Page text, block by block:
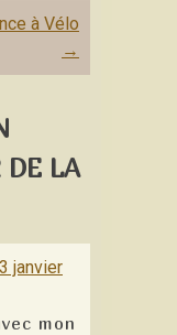
à Vélo
→
DE LA
janvier
mon